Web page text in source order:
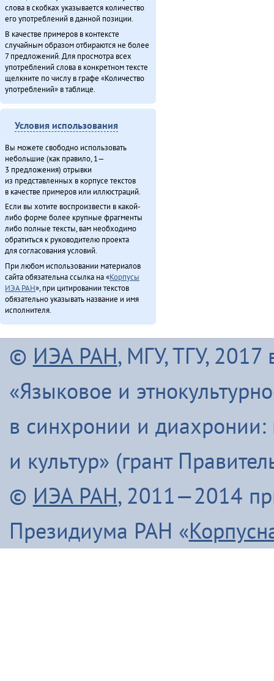
слова в скобках указывается количество
его употреблений в данной позиции.
В качестве примеров в контексте
случайным образом отбираются не более
7 предложений. Для просмотра всех
употреблений слова в конкретном тексте
щелкните по числу в графе «Количество
употреблений» в таблице.
Условия использования
Вы можете свободно использовать
небольшие (как правило, 1—
3 предложения) отрывки
из представленных в корпусе текстов
в качестве примеров или иллюстраций.
Если вы хотите воспроизвести в какой-
либо форме более крупные фрагменты
либо полные тексты, вам необходимо
обратиться к руководителю проекта
для согласования условий.
При любом использовании материалов
сайта обязательна ссылка на «Корпусы
ИЭА РАН», при цитировании текстов
обязательно указывать название и имя
исполнителя.
© ИЭА РАН, МГУ, ТГУ, 2017
«Языковое и
в синхронии и диахронии:
и культур» (грант
© ИЭА РАН, 2011—2014
Президиума РАН «